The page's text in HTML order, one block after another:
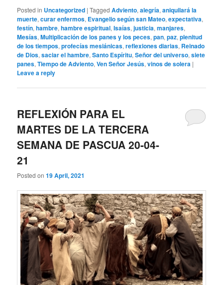
Posted in Uncategorized |Tagged Adviento,alegría,aniquilará la
muerte,curar enfermos, Evangelio según san Mateo,expectativa,
festín,hambre,hambre espiritual,Isaías,justicia,manjares,
Mesías,Multiplicación de los panes y los peces,pan,paz,plenitud
de los tiempos,profecías mesiánicas,reflexiones diarias, Reinado
de Dios,saciar el hambre,Santo Espíritu,Señor del universo,siete
panes,Tiempo de Adviento,Ven Señor Jesús,vinos de solera |
Leave a reply
REFLEXIÓN PARA EL
MARTES DE LA TERCERA
SEMANA DE PASCUA 20-04-
21
Posted on19 April, 2021